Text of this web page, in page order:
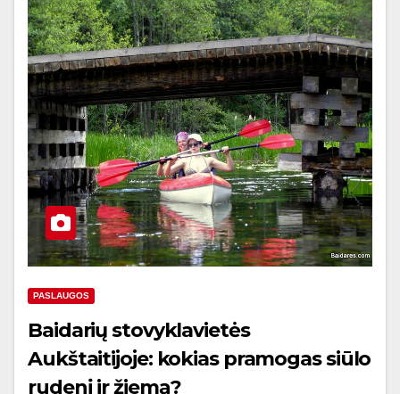
PASLAUGOS
Baidarių stovyklavietės
Aukštaitijoje: kokias pramogas siūlo
rudenį ir žiemą?